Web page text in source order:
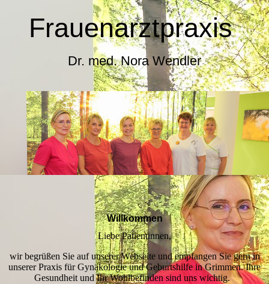
Frauenarztpraxis
Dr. med. Nora Wendler
Willkommen
Liebe Patientinnen,
wir begrüßen Sie auf unserer Webseite und empfangen Sie gern in
unserer Praxis für Gynäkologie und Geburtshilfe in Grimmen. Ihre
Gesundheit und Ihr Wohlbefinden sind uns wichtig.